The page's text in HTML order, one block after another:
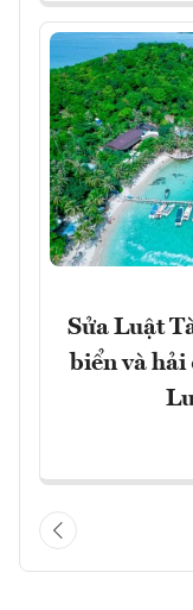
Sửa Luật
biển và hải